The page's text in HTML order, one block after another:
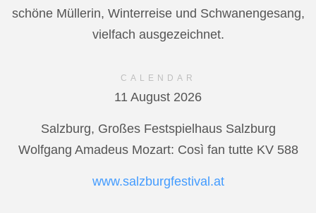
schöne Müllerin, Winterreise und Schwanengesang,
vielfach ausgezeichnet.
CALENDAR
11 August 2026
Salzburg, Großes Festspielhaus Salzburg
Wolfgang Amadeus Mozart: Così fan tutte KV 588
www.salzburgfestival.at